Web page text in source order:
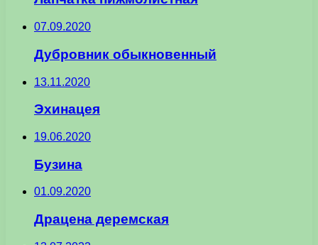
07.09.2020
Дубровник обыкновенный
13.11.2020
Эхинацея
19.06.2020
Бузина
01.09.2020
Драцена деремская